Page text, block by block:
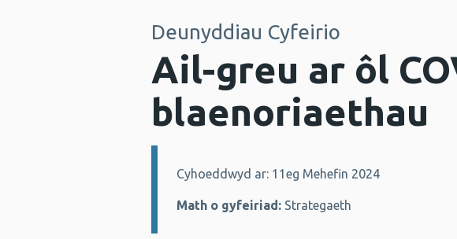
Deunyddiau Cyfeirio
Ail-greu ar ôl
blaenoriaethau
Manylion:
Cyhoeddwyd ar: 11eg Mehefin 2024
Math o gyfeiriad: Strategaeth